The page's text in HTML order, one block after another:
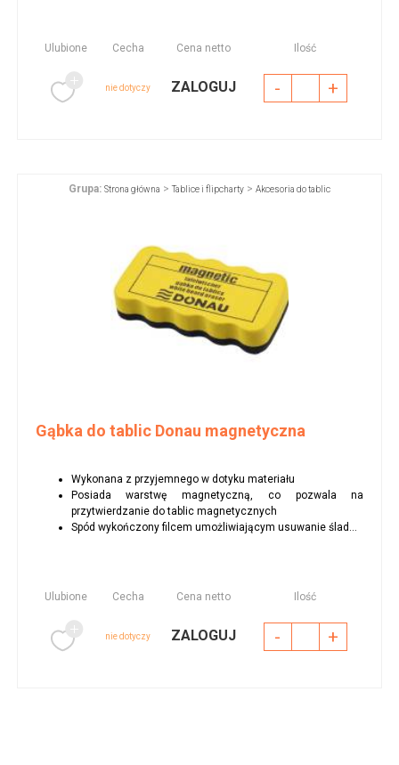
Ulubione Cecha Cena netto Ilość
nie dotyczy ZALOGUJ - +
Grupa: Strona główna >Tablice i flipcharty > Akcesoria do tablic
Gąbka do tablic Donau magnetyczna
Wykonana z przyjemnego w dotyku materiału
Posiada warstwę magnetyczną, co pozwala na
przytwierdzanie do tablic magnetycznych
Spód wykończony filcem umożliwiającym usuwanie ślad...
Ulubione Cecha Cena netto Ilość
nie dotyczy ZALOGUJ - +